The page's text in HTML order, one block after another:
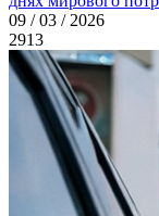
09 / 03 / 2026
2913